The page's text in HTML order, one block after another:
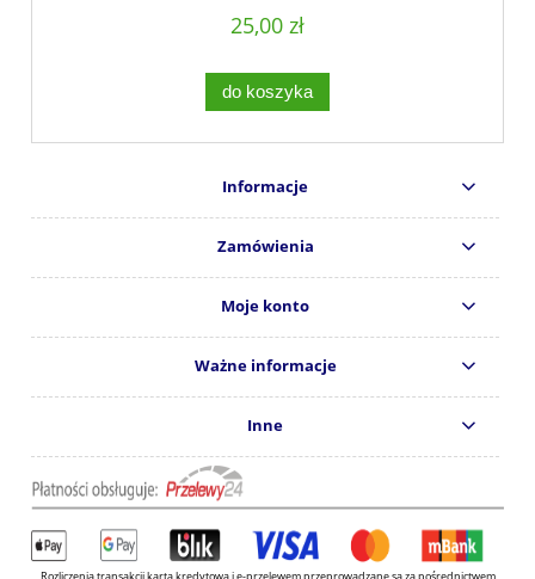
25,00 zł
do koszyka
Informacje
Zamówienia
Moje konto
Ważne informacje
Inne